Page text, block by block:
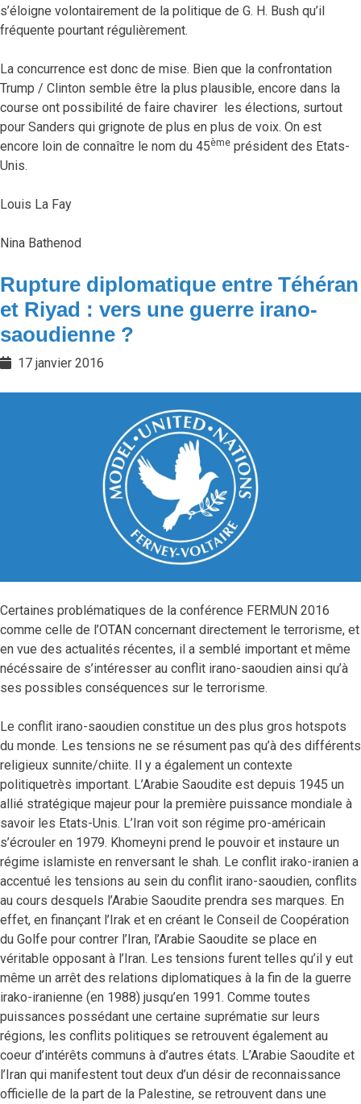
s’éloigne volontairement de la politique de G. H. Bush qu’il
fréquente pourtant régulièrement.
La concurrence est donc de mise. Bien que la confrontation
Trump / Clinton semble être la plus plausible, encore dans la
course ont possibilité de faire chavirer les élections, surtout
pour Sanders qui grignote de plus en plus de voix. On est
encore loin de connaître le nom du 45ème président des Etats-
Unis.
Louis La Fay
Nina Bathenod
Rupture diplomatique entre Téhéran
et Riyad : vers une guerre irano-
saoudienne ?
17 janvier 2016
Certaines problématiques de la conférence FERMUN 2016
comme celle de l’OTAN concernant directement le terrorisme, et
en vue des actualités récentes, il a semblé important et même
nécéssaire de s’intéresser au conflit irano-saoudien ainsi qu’à
ses possibles conséquences sur le terrorisme.
Le conflit irano-saoudien constitue un des plus gros hotspots
du monde. Les tensions ne se résument pas qu’à des différents
religieux sunnite/chiite. Il y a également un contexte
politiquetrès important. L’Arabie Saoudite est depuis 1945 un
allié stratégique majeur pour la première puissance mondiale à
savoir les Etats-Unis. L’Iran voit son régime pro-américain
s’écrouler en 1979. Khomeyni prend le pouvoir et instaure un
régime islamiste en renversant le shah. Le conflit irako-iranien a
accentué les tensions au sein du conflit irano-saoudien, conflits
au cours desquels l’Arabie Saoudite prendra ses marques. En
effet, en finançant l’Irak et en créant le Conseil de Coopération
du Golfe pour contrer l’Iran, l’Arabie Saoudite se place en
véritable opposant à l’Iran. Les tensions furent telles qu’il y eut
même un arrêt des relations diplomatiques à la fin de la guerre
irako-iranienne (en 1988) jusqu’en 1991. Comme toutes
puissances possédant une certaine suprématie sur leurs
régions, les conflits politiques se retrouvent également au
coeur d’intérêts communs à d’autres états. L’Arabie Saoudite et
l’Iran qui manifestent tout deux d’un désir de reconnaissance
officielle de la part de la Palestine, se retrouvent dans une